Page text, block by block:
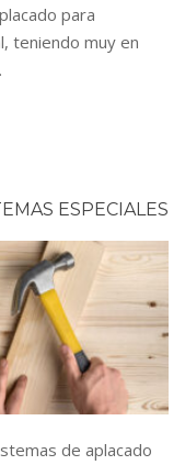
para
teniendo muy en
ESPECIALES
de aplacado